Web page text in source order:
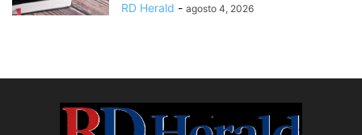
RD Herald - agosto 4, 2026